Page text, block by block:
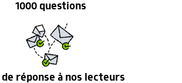
1000 questions
de réponse à nos lecteurs